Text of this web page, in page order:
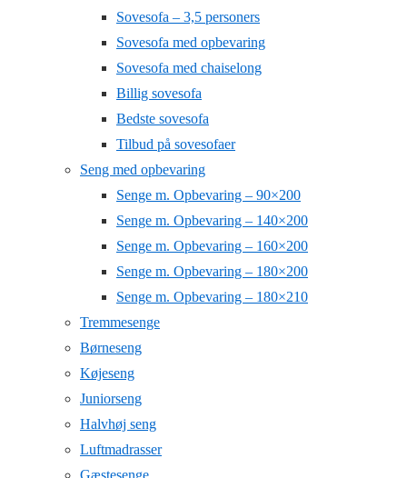
Sovesofa – 3,5 personers
Sovesofa med opbevaring
Sovesofa med chaiselong
Billig sovesofa
Bedste sovesofa
Tilbud på sovesofaer
Seng med opbevaring
Senge m. Opbevaring – 90×200
Senge m. Opbevaring – 140×200
Senge m. Opbevaring – 160×200
Senge m. Opbevaring – 180×200
Senge m. Opbevaring – 180×210
Tremmesenge
Børneseng
Køjeseng
Juniorseng
Halvhøj seng
Luftmadrasser
Gæstesenge